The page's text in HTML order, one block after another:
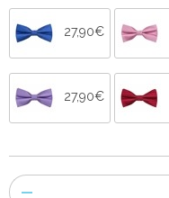
27,90€
27,90€
Nombre